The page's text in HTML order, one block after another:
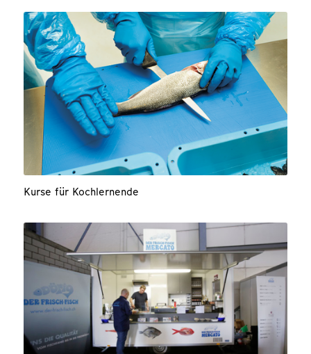
Kurse für Kochlernende